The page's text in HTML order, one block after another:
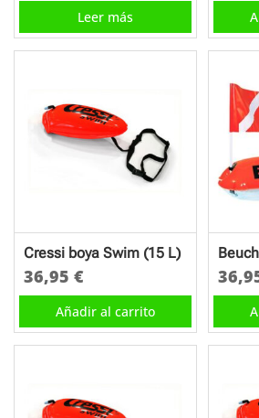
Leer más
Cressi boya Swim (15 L)
36,95 €
Añadir al carrito